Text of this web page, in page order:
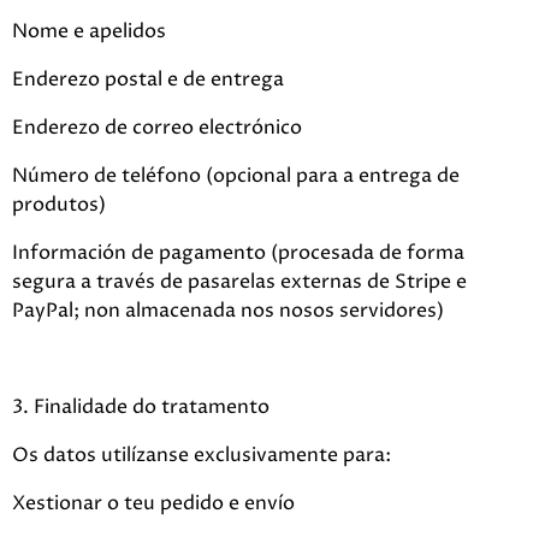
Nome e apelidos
Enderezo postal e de entrega
Enderezo de correo electrónico
Número de teléfono (opcional para a entrega de
produtos)
Información de pagamento (procesada de forma
segura a través de pasarelas externas de Stripe e
PayPal; non almacenada nos nosos servidores)
3. Finalidade do tratamento
Os datos utilízanse exclusivamente para:
Xestionar o teu pedido e envío